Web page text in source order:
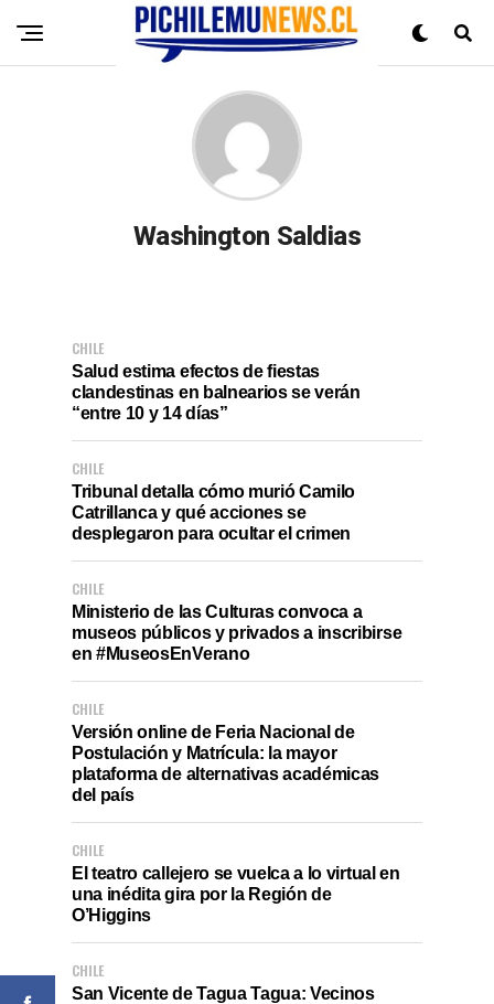
Washington Saldias
CHILE
Salud estima efectos de fiestas
clandestinas en balnearios se verán
“entre 10 y 14 días”
CHILE
Tribunal detalla cómo murió Camilo
Catrillanca y qué acciones se
desplegaron para ocultar el crimen
CHILE
Ministerio de las Culturas convoca a
museos públicos y privados a inscribirse
en #MuseosEnVerano
CHILE
Versión online de Feria Nacional de
Postulación y Matrícula: la mayor
plataforma de alternativas académicas
del país
CHILE
El teatro callejero se vuelca a lo virtual en
una inédita gira por la Región de
O’Higgins
CHILE
San Vicente de Tagua Tagua: Vecinos